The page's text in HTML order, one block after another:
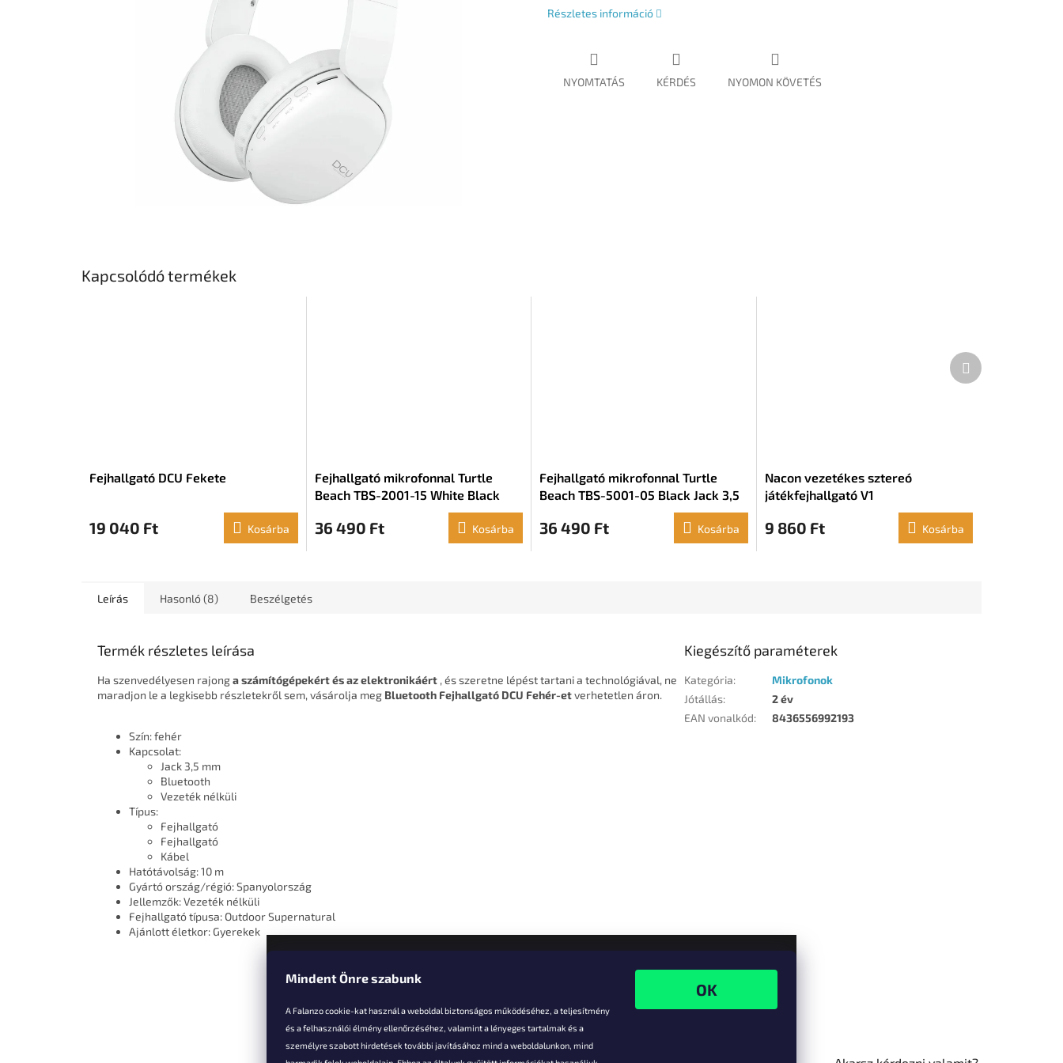
Mindent Önre szabunk
A Falanzo cookie-kat használ a weboldal biztonságos működéséhez, a teljesítmény
és a felhasználói élmény ellenőrzéséhez, valamint a lényeges tartalmak és a
személyre szabott hirdetések további javításához mind a weboldalunkon, mind
Részletes információ
NYOMTATÁS KÉRDÉS NYOMON KÖVETÉS
Kapcsolódó termékek
Fejhallgató DCU Fekete
19 040 Ft Kosárba
Fejhallgató mikrofonnal Turtle
Beach TBS-2001-15 White Black
36 490 Ft Kosárba
Fejhallgató mikrofonnal Turtle
Beach TBS-5001-05 Black Jack 3,5
36 490 Ft Kosárba
Nacon vezetékes sztereó
játékfejhallgató V1
9 860 Ft Kosárba
Következő
termék
Leírás Hasonló (8) Beszélgetés
Termék részletes leírása
Ha szenvedélyesen rajonga számítógépekért és az elektronikáért , és szeretne lépést tartani a technológiával, ne
maradjon le a legkisebb részletekről sem, vásárolja meg Bluetooth Fejhallgató DCU Fehér-etverhetetlen áron.
Szín: fehér
Kapcsolat:
Jack 3,5 mm
Bluetooth
Vezeték nélküli
Típus:
Fejhallgató
Fejhallgató
Kábel
Hatótávolság: 10 m
Gyártó ország/régió: Spanyolország
Jellemzők: Vezeték nélküli
Fejhallgató típusa: Outdoor Supernatural
Ajánlott életkor: Gyerekek
Kiegészítő paraméterek
Kategória:
Mikrofonok
Jótállás:
2 év
EAN vonalkód: 8436556992193